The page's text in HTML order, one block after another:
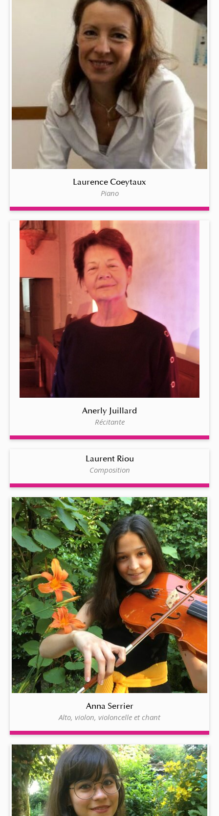
Laurence Coeytaux
Piano
Anerly Juillard
Récitante
Laurent Riou
Composition
Anna Serrier
Alto, violon, violoncelle et chant